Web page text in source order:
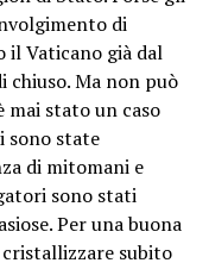
di
il Vaticano già dal
chiuso. Ma non può
mai stato un caso
sono state
di mitomani e
sono stati
Per una buona
subito